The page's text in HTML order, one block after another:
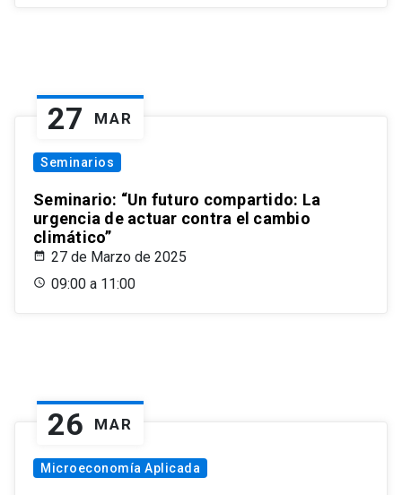
27 MAR
Seminarios
Seminario: “Un futuro compartido: La
urgencia de actuar contra el cambio
climático”
27 de Marzo de 2025
09:00 a 11:00
26 MAR
Microeconomía Aplicada